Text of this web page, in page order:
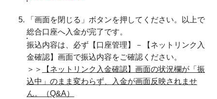
「画面を閉じる」ボタンを押してください。以上で
総合口座へ入金が完了です。
振込内容は、必ず【口座管理】－【ネットリンク入
金確認】画面で振込内容をご確認ください。
＞＞
【ネットリンク入金確認】画面の状況欄が「振
込中」のまま変わらず、入金が画面反映されませ
ん。（Q&A）